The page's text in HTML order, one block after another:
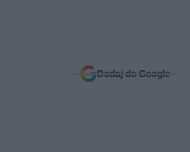
Dodaj do Google